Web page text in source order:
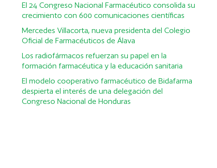
El 24 Congreso Nacional Farmacéutico consolida su
crecimiento con 600 comunicaciones científicas
Mercedes Villacorta, nueva presidenta del Colegio
Oficial de Farmacéuticos de Álava
Los radiofármacos refuerzan su papel en la
formación farmacéutica y la educación sanitaria
El modelo cooperativo farmacéutico de Bidafarma
despierta el interés de una delegación del
Congreso Nacional de Honduras